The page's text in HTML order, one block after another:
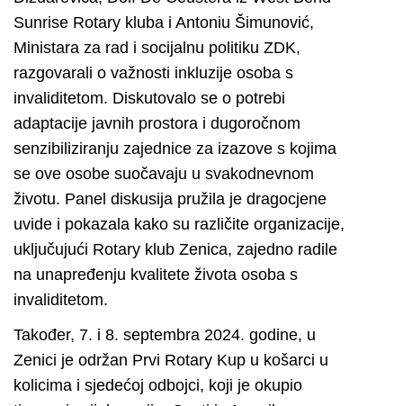
Sunrise Rotary kluba i Antoniu Šimunović,
Ministara za rad i socijalnu politiku ZDK,
razgovarali o važnosti inkluzije osoba s
invaliditetom. Diskutovalo se o potrebi
adaptacije javnih prostora i dugoročnom
senzibiliziranju zajednice za izazove s kojima
se ove osobe suočavaju u svakodnevnom
životu. Panel diskusija pružila je dragocjene
uvide i pokazala kako su različite organizacije,
uključujući Rotary klub Zenica, zajedno radile
na unapređenju kvalitete života osoba s
invaliditetom.
Također, 7. i 8. septembra 2024. godine, u
Zenici je održan Prvi Rotary Kup u košarci u
kolicima i sjedećoj odbojci, koji je okupio